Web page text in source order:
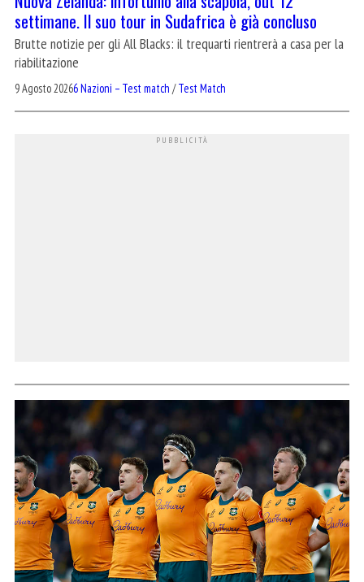
settimane. Il suo tour in Sudafrica è già concluso
Brutte notizie per gli All Blacks: il trequarti rientrerà a casa per la
riabilitazione
9 Agosto 20266 Nazioni – Test match /Test Match